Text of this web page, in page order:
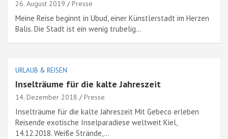
26. August 2019 Presse
Meine Reise beginnt in Ubud, einer Künstlerstadt im Herzen
Balis. Die Stadt ist ein wenig trubelig…
URLAUB & REISEN
Inselträume für die kalte Jahreszeit
14. Dezember 2018 Presse
Inselträume für die kalte Jahreszeit Mit Gebeco erleben
Reisende exotische Inselparadiese weltweit Kiel,
14.12.2018. Weiße Strände,…